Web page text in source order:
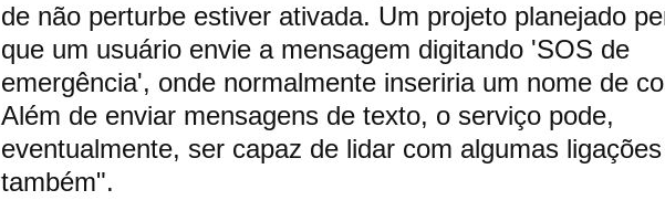
de não perturbe estiver ativada. Um projeto planejado
que um usuário envie a mensagem digitando 'SOS de
emergência', onde normalmente inseriria um nome de
Além de enviar mensagens de texto, o serviço pode,
eventualmente, ser capaz de lidar com algumas ligações
também".